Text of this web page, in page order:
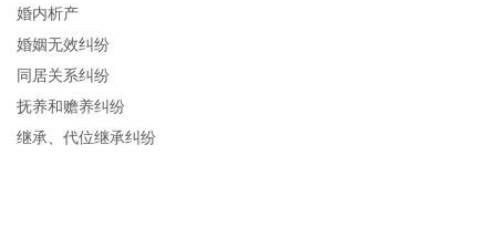
婚内析产
婚姻无效纠纷
同居关系纠纷
抚养和赡养纠纷
继承、代位继承纠纷